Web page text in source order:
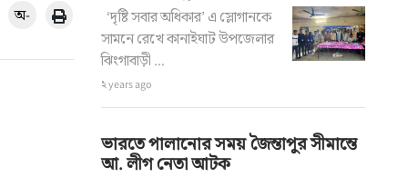
অ-
‘দৃষ্টি সবার অধিকার’ এ স্লোগানকে
সামনে রেখে কানাইঘাট উপজেলার
ঝিংগাবাড়ী ...
২ years ago
ভারতে পালানোর সময় জৈন্তাপুর সীমান্তে
আ. লীগ নেতা আটক